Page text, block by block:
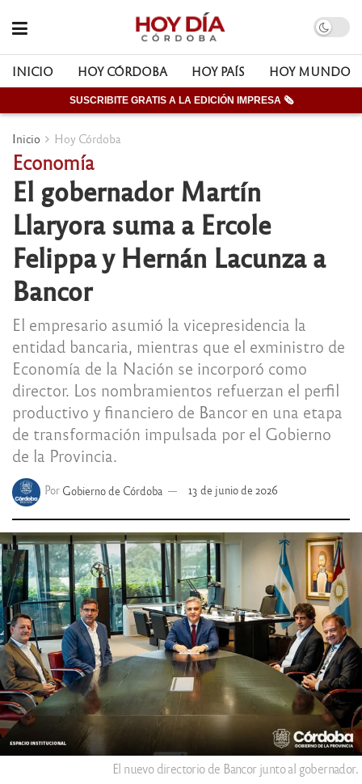
INICIO HOY CÓRDOBA HOY PAÍS HOY MUNDO
SUSCRIBITE GRATIS A LA EDICIÓN IMPRESA 🗞
Inicio Hoy Córdoba
Economía
El gobernador Martín
Llaryora suma a Ercole
Felippa y Hernán Lacunza a
Bancor
El empresario asumió la vicepresidencia la
entidad bancaria, mientras que el exministro de
Economía de la Nación se incorporó como
director. Los nombramientos refuerzan el perfil
productivo y financiero de Bancor en una etapa
de transformación impulsada por el Gobierno
de la Provincia.
Por Gobierno de Córdoba 13 de junio de 2026
El nuevo directorio de Bancor junto al gobernador.